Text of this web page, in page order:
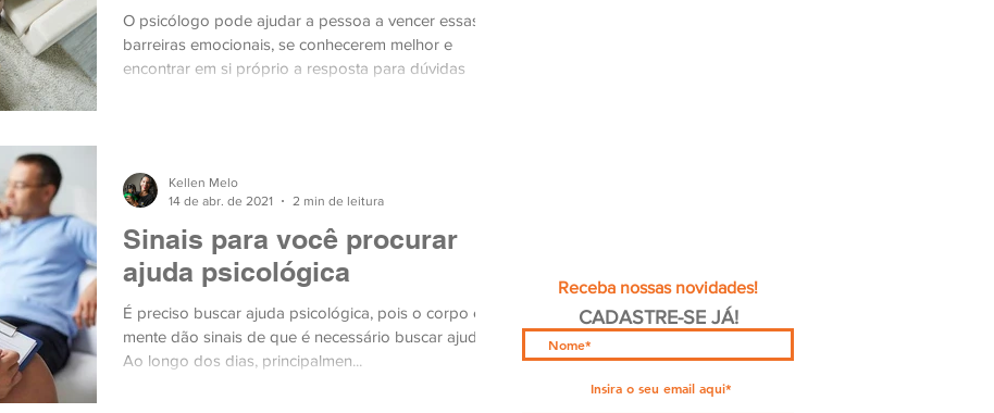
O psicólogo pode ajudar a pessoa a vencer essas
barreiras emocionais, se conhecerem melhor e
encontrar em si próprio a resposta para dúvidas
Sinais para você procurar
ajuda psicológica
É preciso buscar ajuda psicológica, pois o corpo e a
mente dão sinais de que é necessário buscar ajuda.
Ao longo dos dias, principalmen...
Kellen Melo
14 de abr. de 2021
2 min de leitura
Receba nossas novidades!
CADASTRE-SE JÁ!